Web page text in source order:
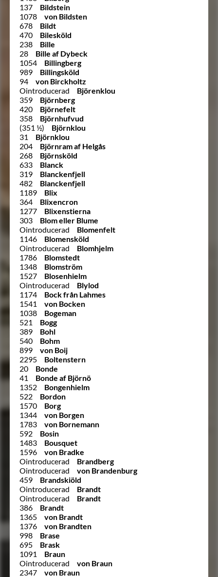
137
Bildstein
1078
von Bildsten
678
Bildt
470
Bilesköld
238
Bille
28
Bille af Dybeck
1054
Billingberg
989
Billingsköld
94
von Birckholtz
Ointroducerad
Björenklou
359
Björnberg
420
Björnefelt
358
Björnhufvud
(351 ½)
Björnklou
31
Björnklou
204
Björnram af Helgås
268
Björnsköld
633
Blanck
319
Blanckenfjell
482
Blanckenfjell
1189
Blix
364
Blixencron
1277
Blixenstierna
303
Blom eller Blume
Ointroducerad
Blomenfelt
1146
Blomensköld
Ointroducerad
Blomhjelm
1786
Blomstedt
1348
Blomström
1527
Blosenhielm
Ointroducerad
Blylod
1174
Bock från Lahmes
1541
von Bocken
1038
Bogeman
521
Bogg
389
Bohl
540
Bohm
899
von Boij
2295
Boltenstern
20
Bonde
41
Bonde af Björnö
1352
Bongenhielm
522
Bordon
1570
Borg
1344
von Borgen
1783
von Bornemann
592
Bosin
1483
Bousquet
1596
von Bradke
Ointroducerad
Brandberg
Ointroducerad
von Brandenburg
459
Brandskiöld
Ointroducerad
Brandt
Ointroducerad
Brandt
386
Brandt
1365
von Brandt
1376
von Brandten
998
Brase
695
Brask
1091
Braun
Ointroducerad
von Braun
2347
von Braun